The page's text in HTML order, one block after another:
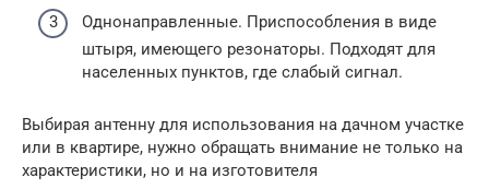
Однонаправленные. Приспособления в виде
штыря, имеющего резонаторы. Подходят для
населенных пунктов, где слабый сигнал.
Выбирая антенну для использования на дачном участке
или в квартире, нужно обращать внимание не только на
характеристики, но и на изготовителя